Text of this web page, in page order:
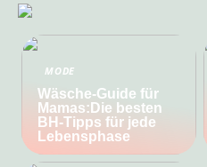
MODE
Wäsche-Guide für
Mamas:Die besten
BH-Tipps für jede
Lebensphase